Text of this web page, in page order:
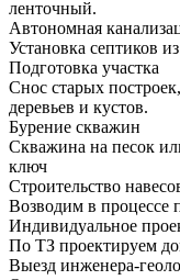
ленточный.
Автономная
Установка септиков
Подготовка участка
Снос старых
деревьев и кустов.
Бурение скважин
Скважина на песок
ключ
Строительство
Возводим в процессе
Индивидуальное
По ТЗ проектируем
Выезд инженера-